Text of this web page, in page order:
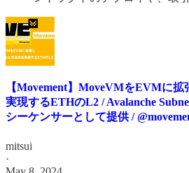
【Movement】MoveVMをEVMに
実現するETHのL2 / Avalanche
シーケンサーとして提供 /
mitsui
·